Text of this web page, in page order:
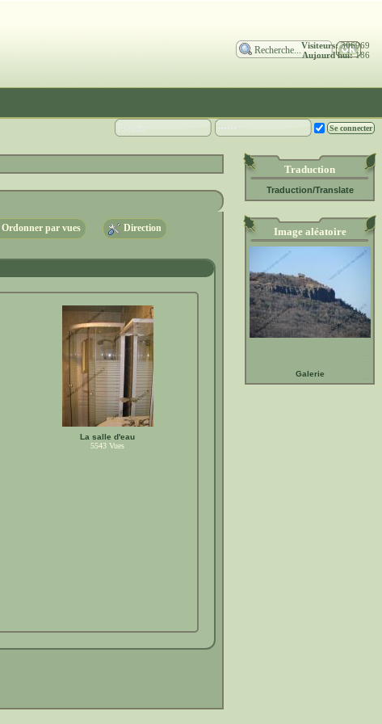
Visiteurs:306969
Aujourd'hui:186
Traduction
Traduction/Translate
Image aléatoire
Galerie
Ordonner par vues Direction
La salle d'eau
5543 Vues